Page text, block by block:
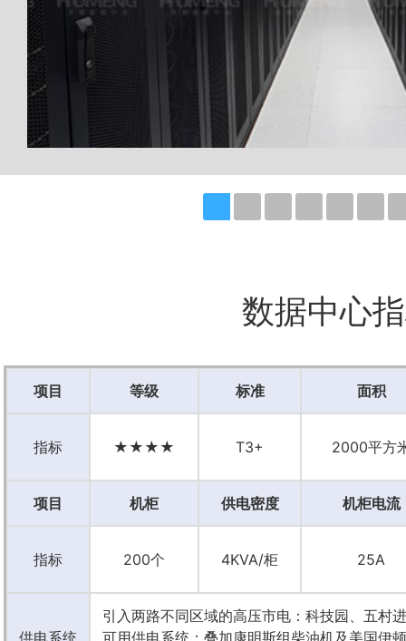
数据中心
项目 等级 标准 面积
指标 ★★★★ T3+ 2000平方
项目 机柜 供电密度 机柜电流
指标 200个 4KVA/柜 25A
供电系统
引入两路不同区域的高压市电：科技园、五村
可用供电系统；叠加康明斯组柴油机及美国伊